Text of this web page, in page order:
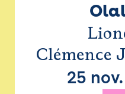
Clémence
25 nov.